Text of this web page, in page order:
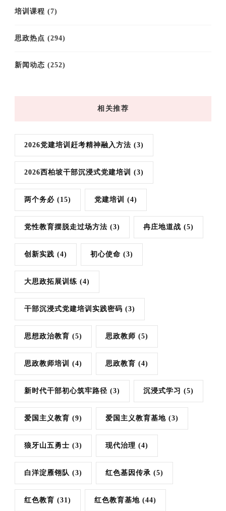
培训课程 (7)
思政热点 (294)
新闻动态 (252)
相关推荐
2026党建培训赶考精神融入方法 (3)
2026西柏坡干部沉浸式党建培训 (3)
两个务必 (15) 党建培训 (4)
党性教育摆脱走过场方法 (3) 冉庄地道战 (5)
创新实践 (4) 初心使命 (3)
大思政拓展训练 (4)
干部沉浸式党建培训实践密码 (3)
思想政治教育 (5) 思政教师 (5)
思政教师培训 (4) 思政教育 (4)
新时代干部初心筑牢路径 (3) 沉浸式学习 (5)
爱国主义教育 (9) 爱国主义教育基地 (3)
狼牙山五勇士 (3) 现代治理 (4)
白洋淀雁翎队 (3) 红色基因传承 (5)
红色教育 (31) 红色教育基地 (44)